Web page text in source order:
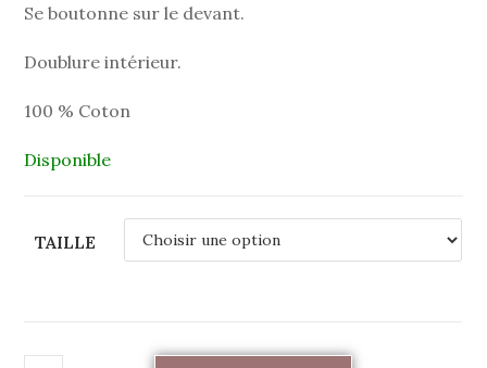
Se boutonne sur le devant.
Doublure intérieur.
100 % Coton
Disponible
TAILLE